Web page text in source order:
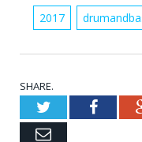
2017
SHARE.
Twitter
Email